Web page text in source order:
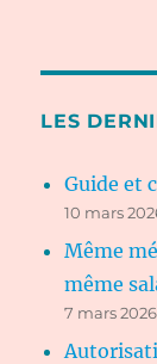
LES
Guide et
10 mars
Même
même
7 mars 2026